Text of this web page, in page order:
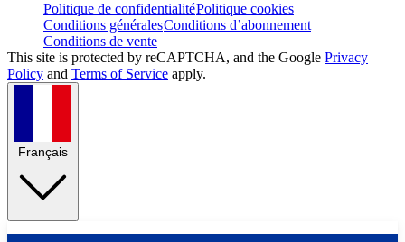
Politique de confidentialitéPolitique cookies
Conditions généralesConditions d’abonnement
Conditions de vente
This site is protected by reCAPTCHA, and the Google Privacy
Policy and Terms of Service apply.
Français